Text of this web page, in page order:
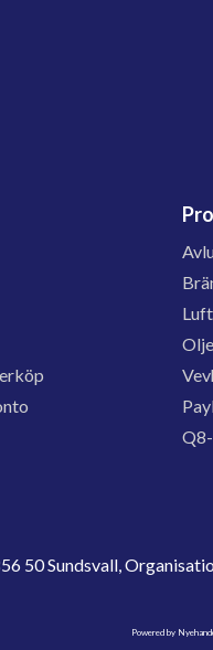
50 Sundsvall,
Powered by